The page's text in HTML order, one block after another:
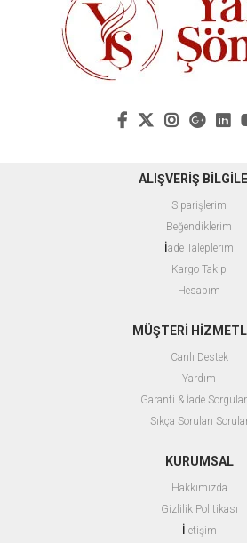
ALIŞVERİŞ
Siparişlerim
Beğendiklerim
İade Taleplerim
Kargo Takip
Hesabım
MÜŞTERİ
Canlı Destek
Yardım
Garanti & İade
Sıkça Sorulan
KURUMSAL
Hakkımızda
Gizlilik Politikası
İ letişim